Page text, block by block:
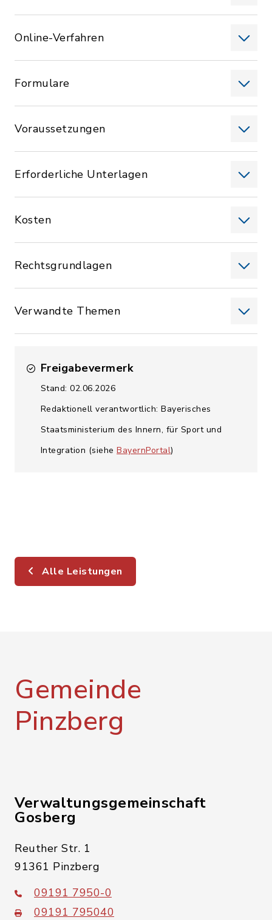
Online-Verfahren
Formulare
Voraussetzungen
Erforderliche Unterlagen
Kosten
Rechtsgrundlagen
Verwandte Themen
Freigabevermerk
Stand: 02.06.2026
Redaktionell verantwortlich: Bayerisches
Staatsministerium des Innern, für Sport und
Integration (siehe BayernPortal)
Alle Leistungen
Gemeinde
Pinzberg
Verwaltungsgemeinschaft
Gosberg
Reuther Str. 1
91361 Pinzberg
09191 7950-0
09191 795040